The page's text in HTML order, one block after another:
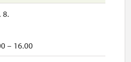
8.
– 16.00